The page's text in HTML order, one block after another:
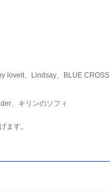
loveit、Lindsay、BLUE CROSS
、キリンのソフィ
ます。